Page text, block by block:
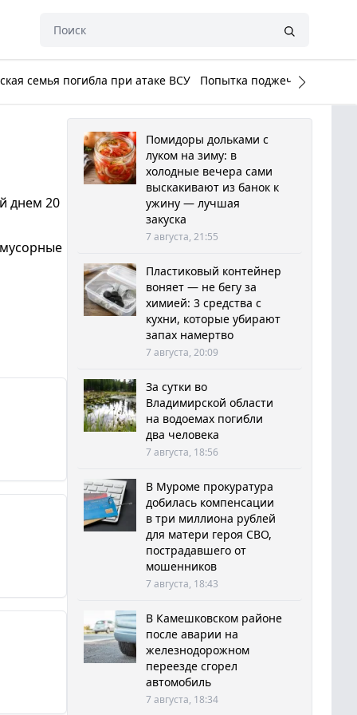
семья погибла при атаке ВСУ Попытка поджечь Белый
днем 20
Помидоры дольками с
луком на зиму: в
холодные вечера сами
выскакивают из банок к
ужину — лучшая
закуска
7 августа, 21:55
Пластиковый контейнер
воняет — не бегу за
химией: 3 средства с
кухни, которые убирают
запах намертво
7 августа, 20:09
За сутки во
Владимирской области
на водоемах погибли
два человека
7 августа, 18:56
В Муроме прокуратура
добилась компенсации
в три миллиона рублей
для матери героя СВО,
пострадавшего от
мошенников
7 августа, 18:43
В Камешковском районе
после аварии на
железнодорожном
переезде сгорел
автомобиль
7 августа, 18:34